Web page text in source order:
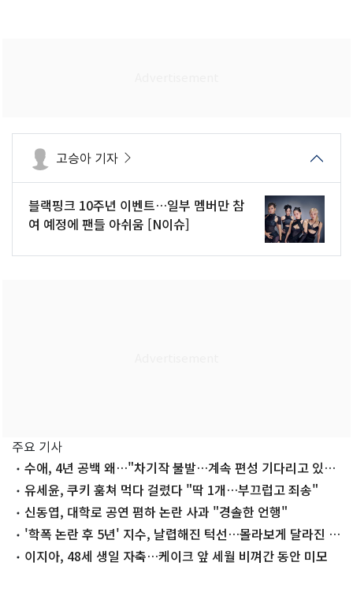
고승아 기자
블랙핑크 10주년 이벤트…일부 멤버만 참
여 예정에 팬들 아쉬움 [N이슈]
주요 기사
수애, 4년 공백 왜…"차기작 불발…계속 편성 기다리고 있
다"유세윤, 쿠키 훔쳐 먹다 걸렸다 "딱 1개…부끄럽고 죄송"
신동엽, 대학로 공연 폄하 논란 사과 "경솔한 언행"
'학폭 논란 후 5년' 지수, 날렵해진 턱선…몰라보게 달라진 근
황 이지아, 48세 생일 자축…케이크 앞 세월 비껴간 동안 미모